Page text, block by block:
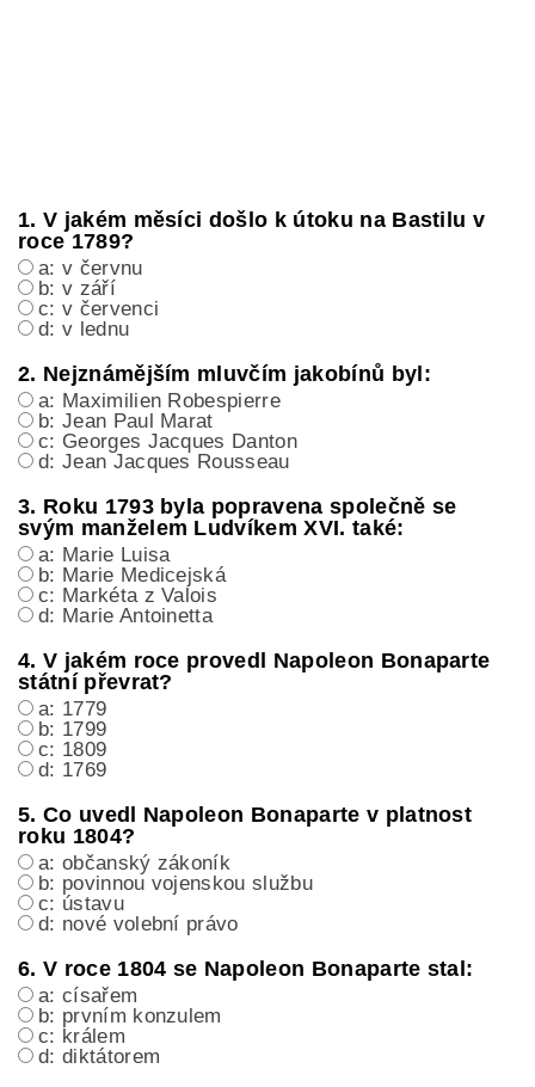
1. V jakém měsíci došlo k útoku na Bastilu v
roce 1789?
a: v červnu
b: v září
c: v červenci
d: v lednu
2. Nejznámějším mluvčím jakobínů byl:
a: Maximilien Robespierre
b: Jean Paul Marat
c: Georges Jacques Danton
d: Jean Jacques Rousseau
3. Roku 1793 byla popravena společně se
svým manželem Ludvíkem XVI. také:
a: Marie Luisa
b: Marie Medicejská
c: Markéta z Valois
d: Marie Antoinetta
4. V jakém roce provedl Napoleon Bonaparte
státní převrat?
a: 1779
b: 1799
c: 1809
d: 1769
5. Co uvedl Napoleon Bonaparte v platnost
roku 1804?
a: občanský zákoník
b: povinnou vojenskou službu
c: ústavu
d: nové volební právo
6. V roce 1804 se Napoleon Bonaparte stal:
a: císařem
b: prvním konzulem
c: králem
d: diktátorem